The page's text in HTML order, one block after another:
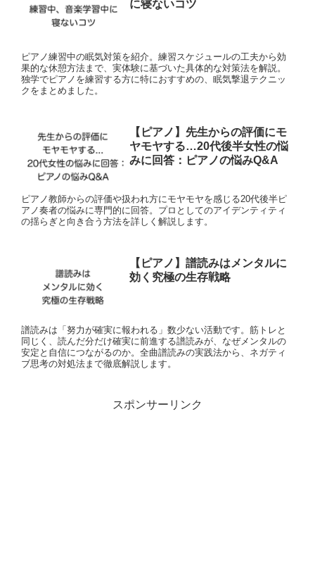
に寝ないコツ
ピアノ練習中の眠気対策を紹介。練習スケジュールの工夫から効
果的な休憩方法まで、実体験に基づいた具体的な対策法を解説。
独学でピアノを練習する方に特におすすめの、眠気撃退テクニッ
クをまとめました。
【ピアノ】先生からの評価にモ
ヤモヤする…20代後半女性の悩
みに回答：ピアノの悩みQ&A
ピアノ教師からの評価や扱われ方にモヤモヤを感じる20代後半ピ
アノ奏者の悩みに専門的に回答。プロとしてのアイデンティティ
の揺らぎと向き合う方法を詳しく解説します。
【ピアノ】譜読みはメンタルに
効く究極の生存戦略
譜読みは「努力が確実に報われる」数少ない活動です。筋トレと
同じく、読んだ分だけ確実に前進する譜読みが、なぜメンタルの
安定と自信につながるのか。全曲譜読みの実践法から、ネガティ
ブ思考の対処法まで徹底解説します。
スポンサーリンク